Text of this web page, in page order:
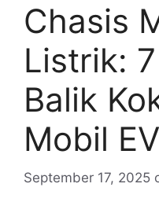
Chasis
Listrik:
Balik
Mobil
September 17, 2025